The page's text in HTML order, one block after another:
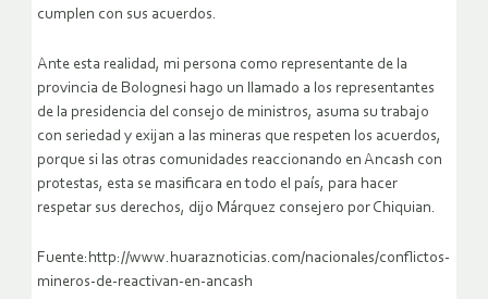
cumplen con sus acuerdos.
Ante esta realidad, mi persona como representante de la
provincia de Bolognesi hago un llamado a los representantes
de la presidencia del consejo de ministros, asuma su trabajo
con seriedad y exijan a las mineras que respeten los acuerdos,
porque si las otras comunidades reaccionando en Ancash con
protestas, esta se masificara en todo el país, para hacer
respetar sus derechos, dijo Márquez consejero por Chiquian.
Fuente:http://www.huaraznoticias.com/nacionales/conflictos-
mineros-de-reactivan-en-ancash